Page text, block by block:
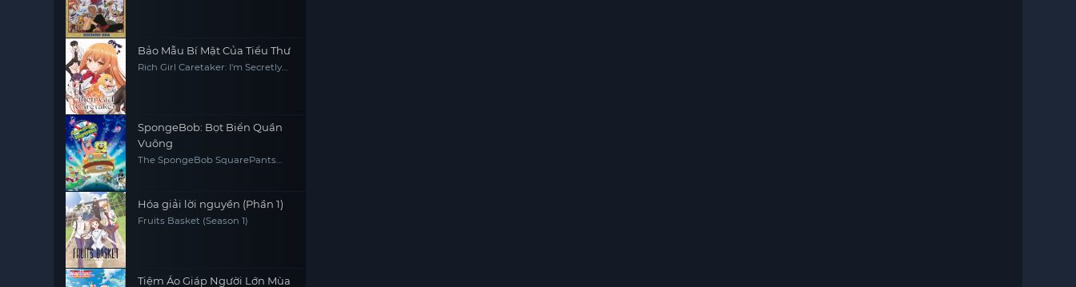
Bảo Mẫu Bí Mật Của Tiểu Thư
Rich Girl Caretaker: I'm Secretly
SpongeBob: Bọt Biển Quần
Vuông
The SpongeBob SquarePants
Hóa giải lời nguyền (Phần 1)
Fruits Basket (Season 1)
Tiệm Áo Giáp Người Lớn Mùa